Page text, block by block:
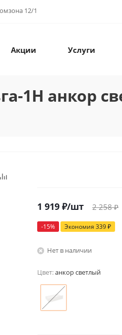
12/1
Акции Услуги
1Н анкор
1 919 ₽/шт 2 258₽
-15% Экономия 339₽
Нет в наличии
Цвет:анкор светлый